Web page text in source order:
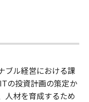
ブル経営における課
の投資計画の策定か
人材を育成するため